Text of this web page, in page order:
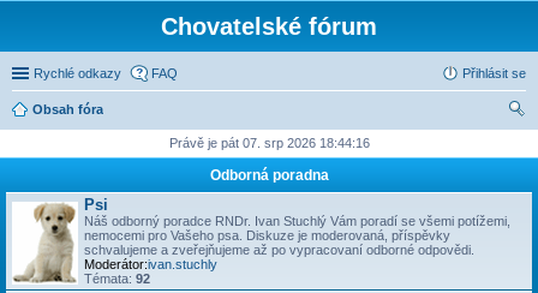
Chovatelské fórum
Rychlé odkazy FAQ Přihlásit se
Obsah fóra
Právě je pát 07. srp 2026 18:44:16
Odborná poradna
Psi
Náš odborný poradce RNDr. Ivan Stuchlý Vám poradí se všemi potížemi,
nemocemi pro Vašeho psa. Diskuze je moderovaná, příspěvky
schvalujeme a zveřejňujeme až po vypracovaní odborné odpovědi.
Moderátor:ivan.stuchly
Témata: 92